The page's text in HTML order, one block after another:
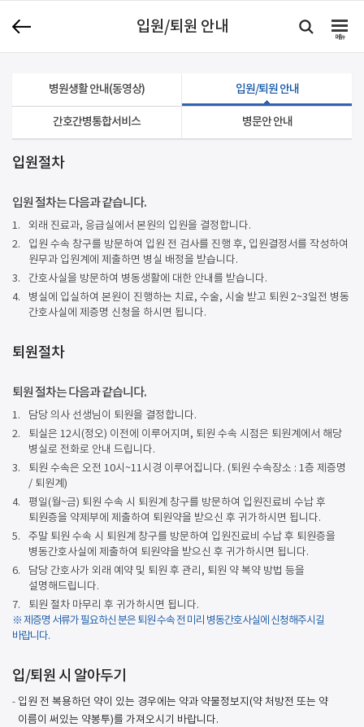
입원/퇴원 안내
메뉴
병원생활 안내(동영상) 입원/퇴원 안내
간호간병통합서비스 병문안 안내
입원절차
입원 절차는 다음과 같습니다.
1.
외래 진료과, 응급실에서 본원의 입원을 결정합니다.
2.
입원 수속 창구를 방문하여 입원 전 검사를 진행 후, 입원결정서를 작성하여
원무과 입원계에 제출하면 병실 배정을 받습니다.
3.
간호사실을 방문하여 병동생활에 대한 안내를 받습니다.
4.
병실에 입실하여 본원이 진행하는 치료, 수술, 시술 받고 퇴원 2~3일전 병동
간호사실에 제증명 신청을 하시면 됩니다.
퇴원절차
퇴원 절차는 다음과 같습니다.
1.
담당 의사 선생님이 퇴원을 결정합니다.
2.
퇴실은 12시(정오) 이전에 이루어지며, 퇴원 수속 시점은 퇴원계에서 해당
병실로 전화로 안내 드립니다.
3.
퇴원 수속은 오전 10시~11시경 이루어집니다. (퇴원 수속장소 : 1층 제증명
/ 퇴원계)
4.
평일(월~금) 퇴원 수속 시 퇴원계 창구를 방문하여 입원진료비 수납 후
퇴원증을 약제부에 제출하여 퇴원약을 받으신 후 귀가하시면 됩니다.
5.
주말 퇴원 수속 시 퇴원계 창구를 방문하여 입원진료비 수납 후 퇴원증을
병동간호사실에 제출하여 퇴원약을 받으신 후 귀가하시면 됩니다.
6.
담당 간호사가 외래 예약 및 퇴원 후 관리, 퇴원 약 복약 방법 등을
설명해드립니다.
7.
퇴원 절차 마무리 후 귀가하시면 됩니다.
※ 제증명 서류가 필요하신 분은 퇴원 수속 전 미리 병동간호사실에 신청해주시길
바랍니다.
입/퇴원 시 알아두기
입원 전 복용하던 약이 있는 경우에는 약과 약물정보지(약 처방전 또는 약
이름이 써있는 약봉투)를 가져오시기 바랍니다.